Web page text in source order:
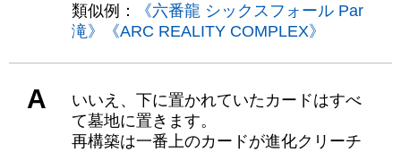
類似例：
《六番龍 シックスフォール Par
滝》
《ARC REALITY COMPLEX》
A
いいえ、下に置かれていたカードはすべ
て墓地に置きます。
再構築は一番上のカードが進化クリーチ